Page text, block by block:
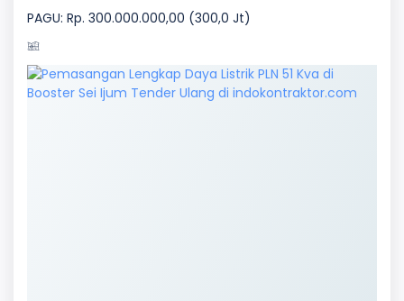
PAGU: Rp. 300.000.000,00 (300,0 Jt)